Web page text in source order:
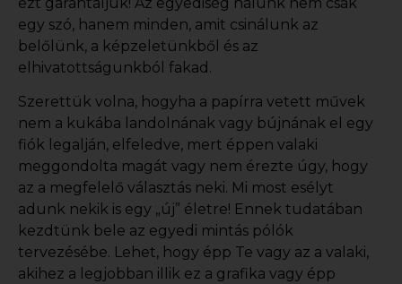
egy szó, hanem minden, amit csinálunk az
belőlünk, a képzeletünkből és az
elhivatottságunkból fakad.
Szerettük volna, hogyha a papírra vetett művek
nem a kukába landolnának vagy bújnának el egy
fiók legalján, elfeledve, mert éppen valaki
meggondolta magát vagy nem érezte úgy, hogy
az a megfelelő választás neki. Mi most esélyt
adunk nekik is egy „új” életre! Ennek tudatában
kezdtünk bele az egyedi mintás pólók
tervezésébe. Lehet, hogy épp Te vagy az a valaki,
akihez a legjobban illik ez a grafika vagy épp